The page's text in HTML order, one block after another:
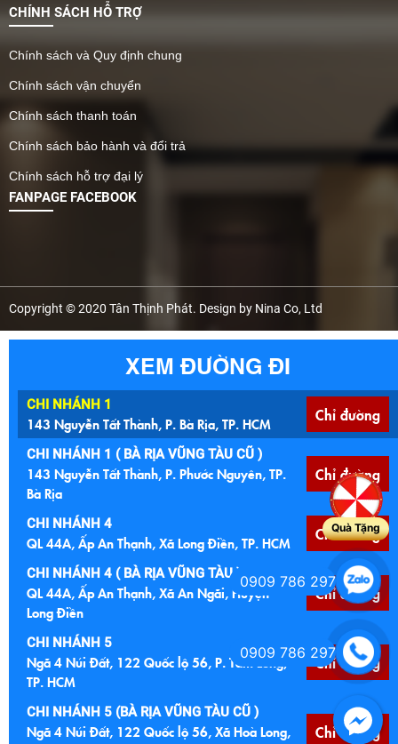
CHÍNH SÁCH HỖ TRỢ
Chính sách và Quy định chung
Chính sách vận chuyển
Chính sách thanh toán
Chính sách bảo hành và đổi trả
Chính sách hỗ trợ đại lý
FANPAGE FACEBOOK
Copyright © 2020 Tân Thịnh Phát. Design by Nina Co, Ltd
XEM ĐƯỜNG ĐI
CHI NHÁNH 1
143 Nguyễn Tất Thành, P. Bà Rịa, TP. HCM Chỉ đường
CHI NHÁNH 1 ( BÀ RỊA VŨNG TÀU CŨ )
143 Nguyễn Tất Thành, P. Phước Nguyên, TP.
Bà Rịa
Chỉ đường
CHI NHÁNH 4
QL 44A, Ấp An Thạnh, Xã Long Điền, TP. HCM Chỉ đường
CHI NHÁNH 4 ( BÀ RỊA VŨNG TÀU )
QL 44A, Ấp An Thạnh, Xã An Ngãi, Huyện
Long Điền
Chỉ đường
CHI NHÁNH 5
Ngã 4 Núi Đất, 122 Quốc lộ 56, P. Tam Long,
TP. HCM
Chỉ đường
CHI NHÁNH 5 (BÀ RỊA VŨNG TÀU CŨ )
Ngã 4 Núi Đất, 122 Quốc lộ 56, Xã Hoà Long,
Chỉ đường
Quà Tặng
0909 786 297
0909 786 297